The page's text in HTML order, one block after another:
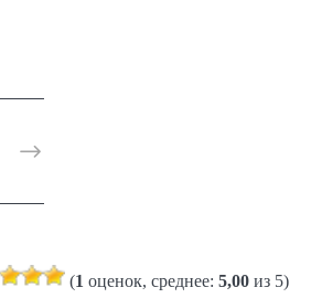
(1 оценок, среднее: 5,00 из 5)